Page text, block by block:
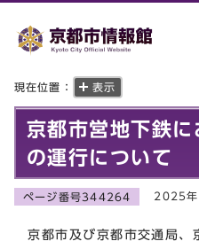
現在位置： 表示
京都市営地下鉄
の運行について
ページ番号344264 2025年
京都市及び京都市交通局、